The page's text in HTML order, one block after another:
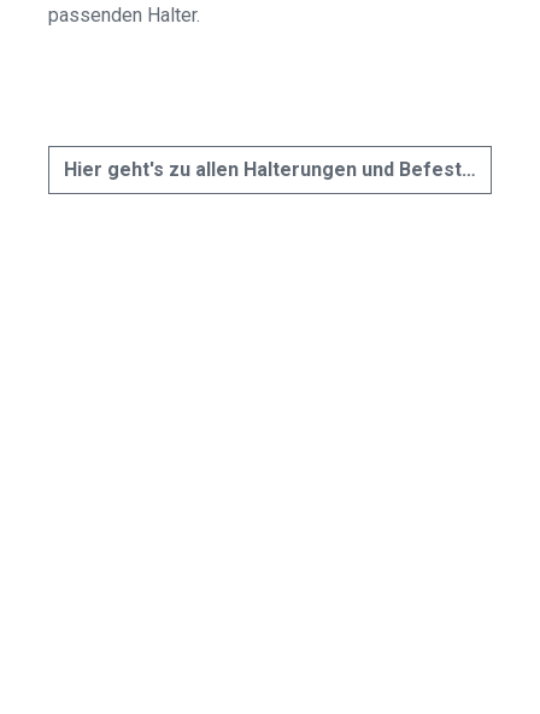
passenden Halter.
Hier geht's zu allen Halterungen und Befestigungen »